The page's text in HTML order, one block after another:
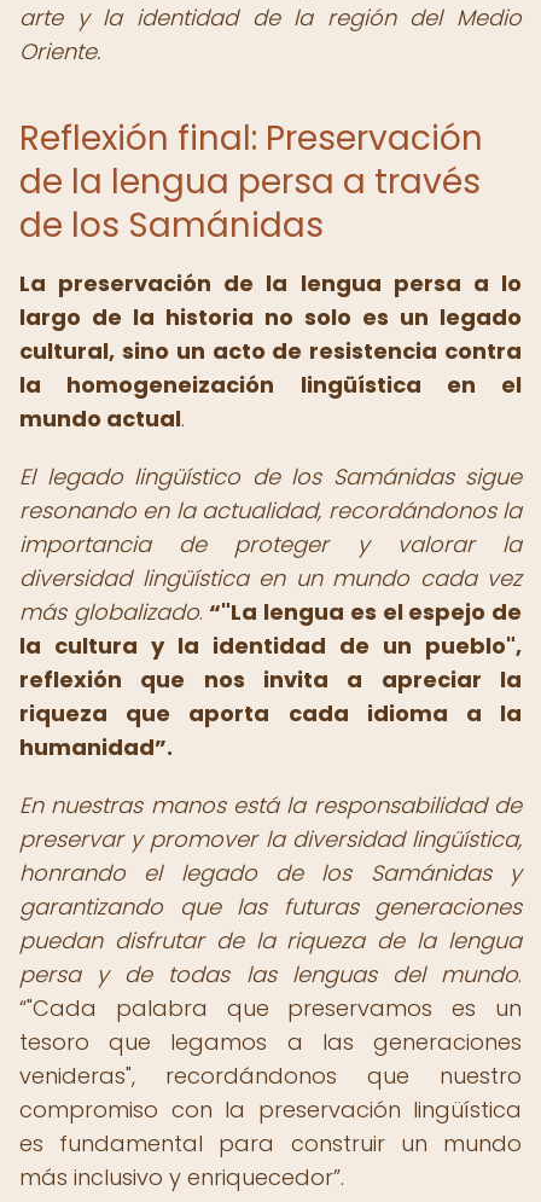
arte y la identidad de la región del Medio
Oriente.
Reflexión final: Preservación
de la lengua persa a través
de los Samánidas
La preservación de la lengua persa a lo
largo de la historia no solo es un legado
cultural, sino un acto de resistencia contra
la homogeneización lingüística en el
mundo actual.
El legado lingüístico de los Samánidas sigue
resonando en la actualidad, recordándonos la
importancia de proteger y valorar la
diversidad lingüística en un mundo cada vez
más globalizado. "La lengua es el espejo de
la cultura y la identidad de un pueblo",
reflexión que nos invita a apreciar la
riqueza que aporta cada idioma a la
humanidad .
En nuestras manos está la responsabilidad de
preservar y promover la diversidad lingüística,
honrando el legado de los Samánidas y
garantizando que las futuras generaciones
puedan disfrutar de la riqueza de la lengua
persa y de todas las lenguas del mundo.
"Cada palabra que preservamos es un
tesoro que legamos a las generaciones
venideras", recordándonos que nuestro
compromiso con la preservación lingüística
es fundamental para construir un mundo
más inclusivo y enriquecedor .